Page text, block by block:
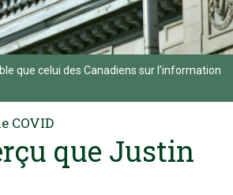
que celui des Canadiens sur l’information
COVID
que Justin